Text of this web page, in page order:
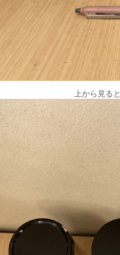
上から見る